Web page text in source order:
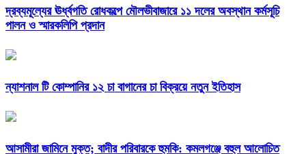
দ্রব্যমূল্যের ঊর্ধ্বগতি রোধকল্পে মৌলভীবাজারে ১১ দলের অবস্থান কর্মসূচি
পালন ও স্মারকলিপি প্রদান
ন্যাশনাল টি কোম্পানির ১২ চা বাগানের চা বিক্রয়ে নতুন ইতিহাস
আসামীরা জামিনে মুক্ত; বাদীর পরিবারকে হুমকি: কমলগঞ্জে বহুল আলোচিত